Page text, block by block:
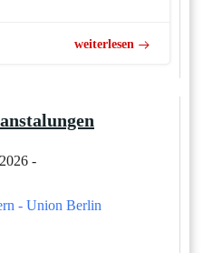
weiterlesen
-
- Union Berlin